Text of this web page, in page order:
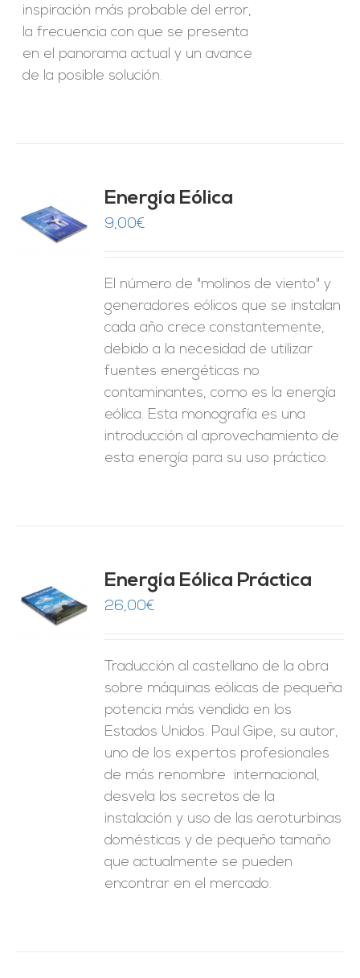
inspiración más probable del error,
la frecuencia con que se presenta
en el panorama actual y un avance
de la posible solución.
Energía Eólica
9,00€
El número de "molinos de viento" y
generadores eólicos que se instalan
cada año crece constantemente,
debido a la necesidad de utilizar
fuentes energéticas no
contaminantes, como es la energía
eólica. Esta monografía es una
introducción al aprovechamiento de
esta energía para su uso práctico.
Energía Eólica Práctica
26,00€
Traducción al castellano de la obra
sobre máquinas eólicas de pequeña
potencia más vendida en los
Estados Unidos. Paul Gipe, su autor,
uno de los expertos profesionales
de más renombre internacional,
desvela los secretos de la
instalación y uso de las aeroturbinas
domésticas y de pequeño tamaño
que actualmente se pueden
encontrar en el mercado.